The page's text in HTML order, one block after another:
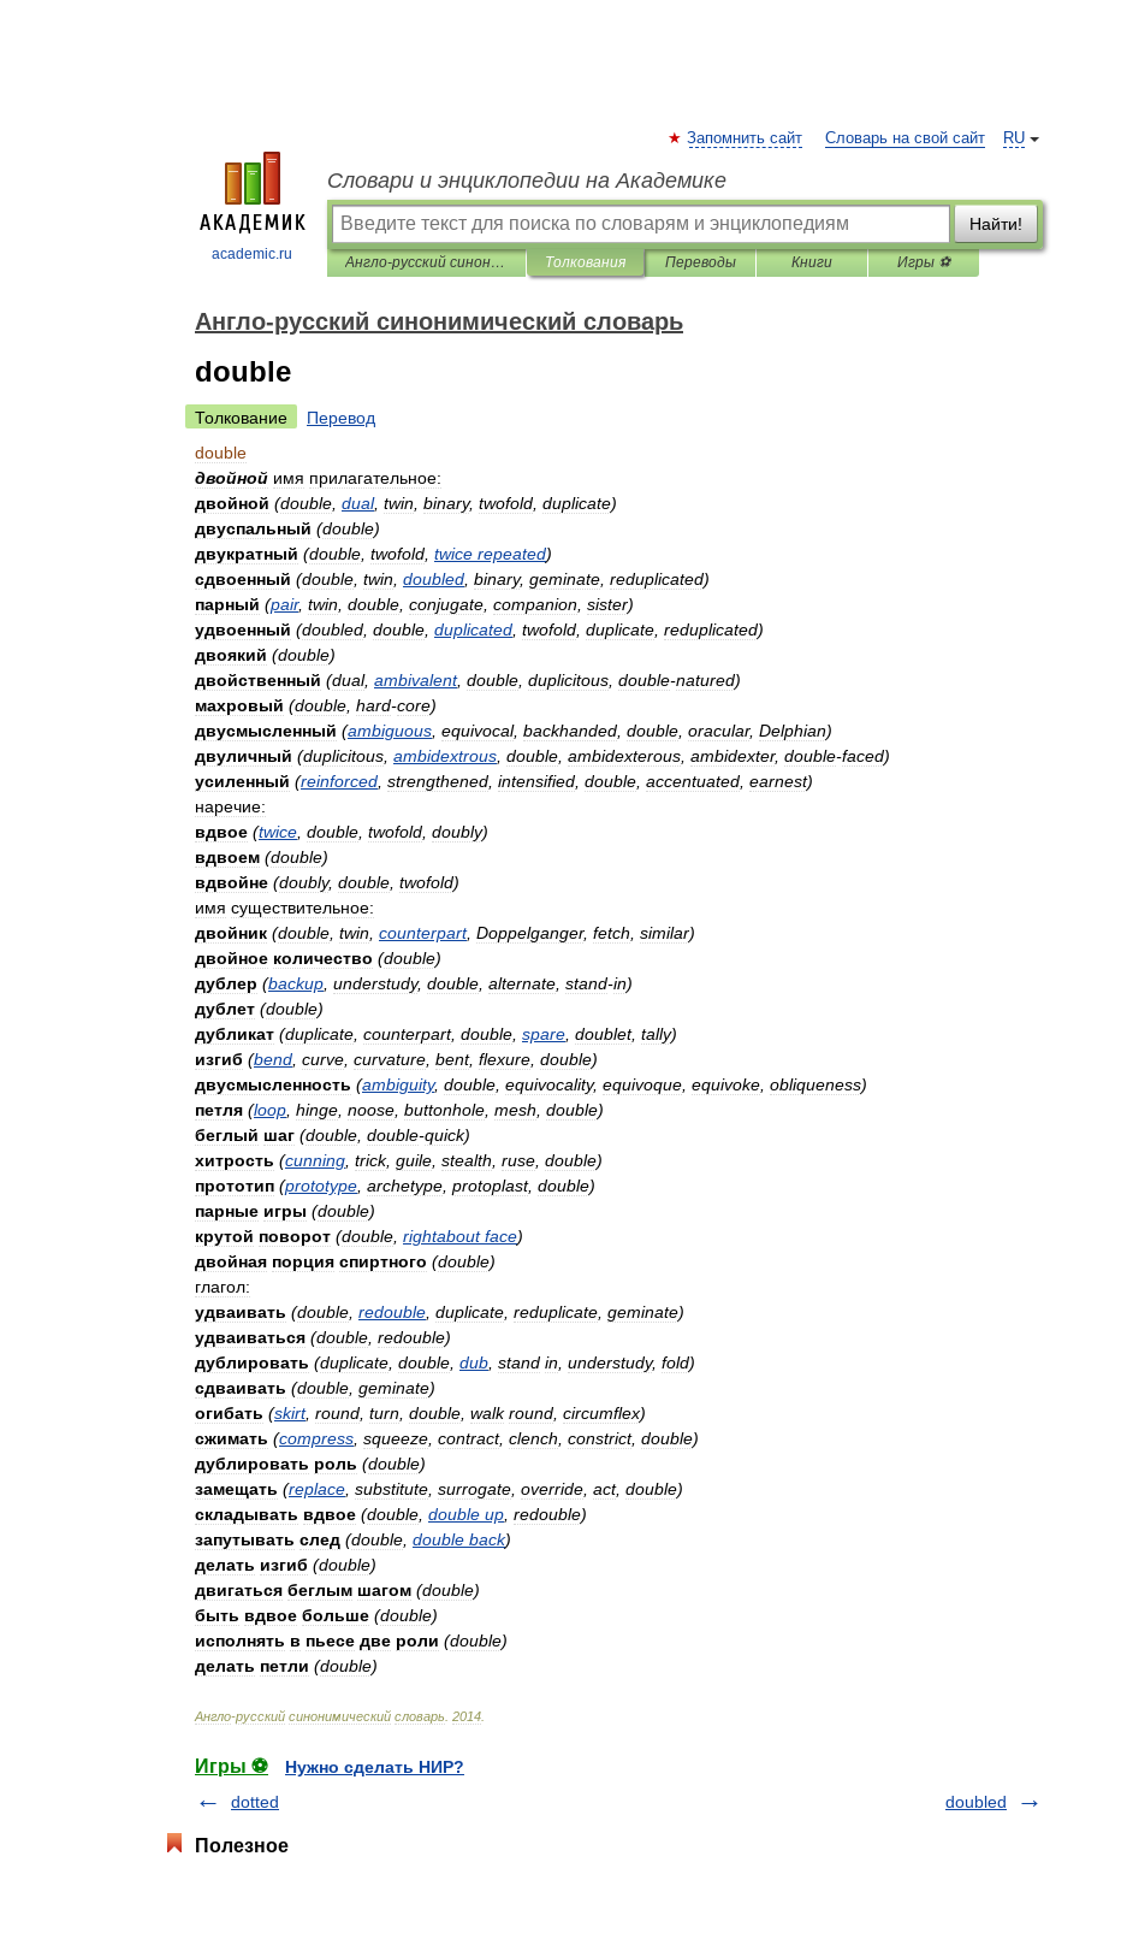
academic.ru
RU
Запомнить сайт Словарь на свой сайт
Словари и энциклопедии на Академике
Найти!
Англо-русский синонимический словарь Толкования Переводы Книги Игры ⚽
Англо-русский синонимический словарь
double
Толкование
Перевод
double
двойной имя прилагательное:
двойной (double dual, twin binary, twofold duplicate)
двуспальный (double)
двукратный (double twofold twice repeated)
сдвоенный (double twin doubled binary, geminate reduplicated)
парный (pair, twin double conjugate companion sister)
удвоенный (doubled double duplicated twofold duplicate reduplicated)
двоякий (double)
двойственный (dual, ambivalent, double duplicitous double-natured)
махровый (double hard-core)
двусмысленный (ambiguous equivocal, backhanded double oracular, Delphian)
двуличный (duplicitous ambidextrous double ambidexterous ambidexter, double-faced)
усиленный (reinforced strengthened intensified double accentuated earnest)
наречие:
вдвое (twice double twofold doubly)
вдвоем (double)
вдвойне (doubly, double twofold)
имя существительное:
двойник (double twin counterpart, Doppelganger, fetch similar)
двойное количество (double)
дублер (backup understudy, double alternate stand-in)
дублет (double)
дубликат (duplicate counterpart, double spare doublet, tally)
изгиб (bend curve curvature bent, flexure double)
двусмысленность (ambiguity, double equivocality, equivoque equivoke obliqueness)
петля (loop hinge noose buttonhole mesh double)
беглый шаг (double double-quick)
хитрость (cunning trick, guile stealth ruse double)
прототип (prototype archetype protoplast, double)
парные игры (double)
крутой поворот (double rightabout face)
двойная порция спиртного (double)
глагол:
удваивать (double redouble duplicate reduplicate geminate)
удваиваться (double redouble)
дублировать (duplicate double dub stand in understudy, fold)
сдваивать (double geminate)
огибать (skirt, round turn double walk round circumflex)
сжимать (compress squeeze contract, clench constrict, double)
дублировать роль (double)
замещать (replace substitute surrogate override act, double)
складывать вдвое (double double up redouble)
запутывать след (double double back)
делать изгиб (double)
двигаться беглым шагом (double)
быть вдвое больше (double)
исполнять в пьесе две роли (double)
делать петли (double)
Англо-русский синонимический словарь 2014
Игры ⚽
Нужно сделать НИР?
dotted
doubled
Полезное